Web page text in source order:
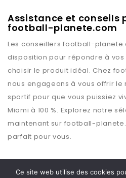
Assistance et conseils
football-planete.com
Les conseillersfootball-
disposition pour répondre à
choisir le produit idéal. Chez
nous engageons à vous offrir le
sportif pour que vous puissiez
Miami à 100 %. Explorez notre
maintenant sur football-
parfait pour vous.
Ce site web utilise des cookies